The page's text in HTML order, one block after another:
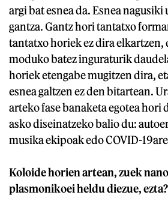
argi bat esnea da. Esnea nagusiki
gantza. Gantz hori tantatxo
tantatxo horiek ez dira elkartzen,
moduko batez inguraturik
horiek etengabe mugitzen dira,
esnea galtzen ez den bitartean.
arteko fase banaketa egotea hori
asko diseinatzeko balio du:
musika ekipoak edo COVID-
Koloide horien artean, zuek
plasmonikoei heldu diezue, ezta?